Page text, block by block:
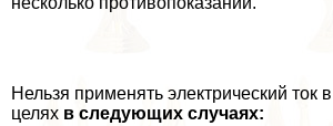
Нельзя применять электрический ток
целях в следующих случаях: